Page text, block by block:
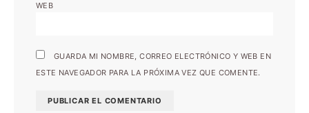
WEB
GUARDA MI NOMBRE, CORREO ELECTRÓNICO Y WEB EN
ESTE NAVEGADOR PARA LA PRÓXIMA VEZ QUE COMENTE.